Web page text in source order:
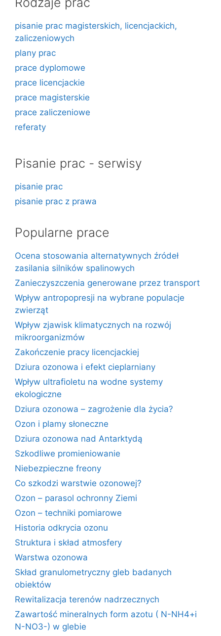
pisanie prac magisterskich, licencjackich,
zaliczeniowych
plany prac
prace dyplomowe
prace licencjackie
prace magisterskie
prace zaliczeniowe
referaty
Pisanie prac - serwisy
pisanie prac
pisanie prac z prawa
Popularne prace
Ocena stosowania alternatywnych źródeł
zasilania silników spalinowych
Zanieczyszczenia generowane przez transport
Wpływ antropopresji na wybrane populacje
zwierząt
Wpływ zjawisk klimatycznych na rozwój
mikroorganizmów
Zakończenie pracy licencjackiej
Dziura ozonowa i efekt cieplarniany
Wpływ ultrafioletu na wodne systemy
ekologiczne
Dziura ozonowa – zagrożenie dla życia?
Ozon i plamy słoneczne
Dziura ozonowa nad Antarktydą
Szkodliwe promieniowanie
Niebezpieczne freony
Co szkodzi warstwie ozonowej?
Ozon – parasol ochronny Ziemi
Ozon – techniki pomiarowe
Historia odkrycia ozonu
Struktura i skład atmosfery
Warstwa ozonowa
Skład granulometryczny gleb badanych
obiektów
Rewitalizacja terenów nadrzecznych
Zawartość mineralnych form azotu ( N-NH4+i
N-NO3-) w glebie